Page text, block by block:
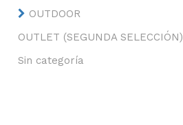
OUTDOOR
OUTLET (SEGUNDA SELECCIÓN)
Sin categoría